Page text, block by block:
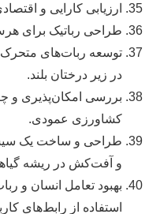
ارزیابی کارایی و
طراحی رباتیک برای
توسعه ربات‌های
در زیر درختان بلند.
بررسی امکان‌پذیری و
کشاورزی عمودی.
طراحی و ساخت یک
و آفت‌کش در ریشه
بهبود تعامل انسان و
استفاده از رابط‌های